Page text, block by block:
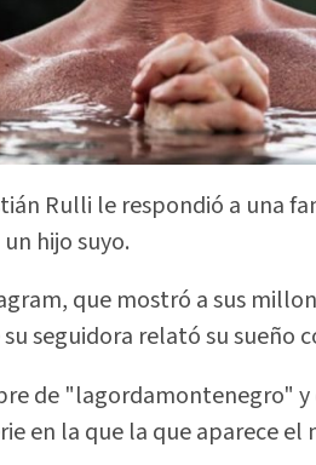
Rulli le respondió a una
hijo suyo.
que mostró a sus
seguidora relató su sueño
de "lagordamontenegro"
en la que la que aparece el